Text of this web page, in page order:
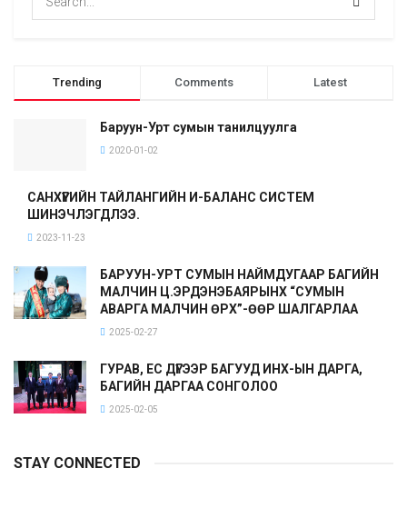
Trending Comments Latest
Баруун-Урт сумын танилцуулга
2020-01-02
САНХҮҮГИЙН ТАЙЛАНГИЙН И-БАЛАНС СИСТЕМ
ШИНЭЧЛЭГДЛЭЭ.
2023-11-23
БАРУУН-УРТ СУМЫН НАЙМДУГААР БАГИЙН
МАЛЧИН Ц.ЭРДЭНЭБАЯРЫНХ “СУМЫН
АВАРГА МАЛЧИН ӨРХ”-ӨӨР ШАЛГАРЛАА
2025-02-27
ГУРАВ, ЕС ДҮГЭЭР БАГУУД ИНХ-ЫН ДАРГА,
БАГИЙН ДАРГАА СОНГОЛОО
2025-02-05
STAY CONNECTED